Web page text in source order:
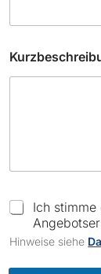
a
-
M
a
C
h
e
c
k
Ich
Hinweise siehe